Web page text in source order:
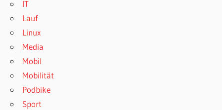
IT
Lauf
Linux
Media
Mobil
Mobilität
Podbike
Sport